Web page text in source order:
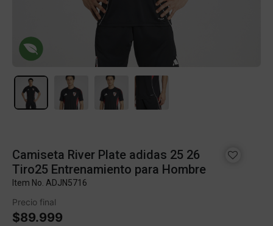
Camiseta River Plate adidas 25 26
Tiro25 Entrenamiento para Hombre
Item No. ADJN5716
Precio final
$89.999